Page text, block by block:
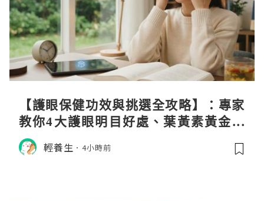
【護眼保健功效與挑選全攻略】：專家
教你4大護眼明目好處、葉黃素黃金比
例與挑選秘訣
輕養生 4小時前